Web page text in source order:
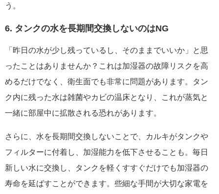
う。
6. タンクの水を長期間交換しないのはNG
「昨日の水が少し残っているし、そのままでいいか」と思
ったことはありませんか？これは加湿器の故障リスクを高
めるだけでなく、衛生面でも非常に問題があります。タン
ク内に残った水は雑菌やカビの温床となり、これが蒸気と
一緒に部屋中に拡散される恐れがあります。
さらに、水を長期間交換しないことで、カルキがタンクや
フィルターに付着し、加湿能力を低下させることも。毎日
新しい水に交換し、タンクを軽くすすぐだけでも加湿器の
寿命を延ばすことができます。些細な手間が大切な家電を